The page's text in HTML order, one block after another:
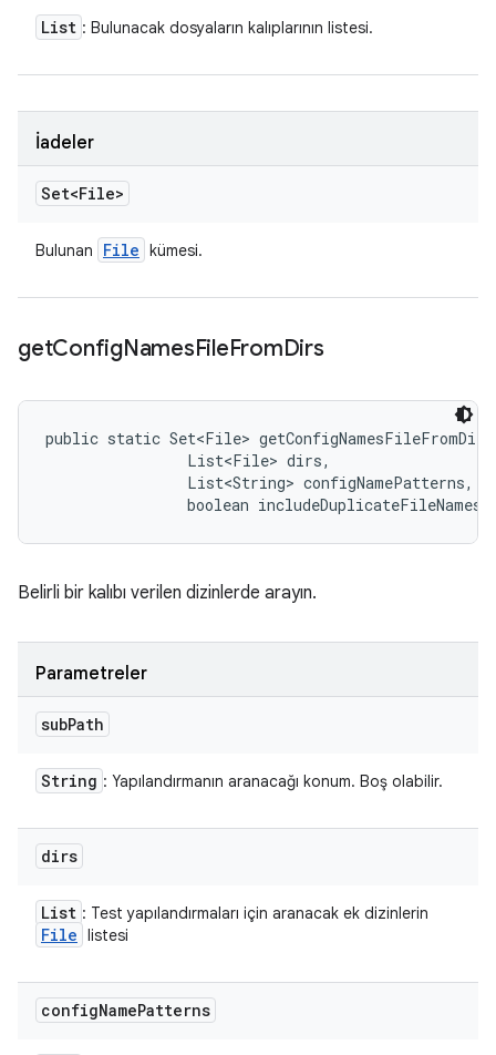
List : Bulunacak dosyaların kalıplarının listesi.
İadeler
Set<File>
Bulunan File kümesi.
getConfigNamesFileFromDirs
public static Set<File>
                List<File> dirs,
                List<String> configNamePatterns,
                boolean includeDuplicateFileNames)
Belirli bir kalıbı verilen dizinlerde arayın.
Parametreler
subPath
String : Yapılandırmanın aranacağı konum. Boş olabilir.
dirs
List : Test yapılandırmaları için aranacak ek dizinlerin
File listesi
configNamePatterns